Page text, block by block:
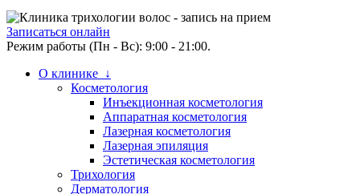
Записаться онлайн
Режим работы (Пн - Вс): 9:00 - 21:00.
О клинике ↓
Косметология
Инъекционная косметология
Аппаратная косметология
Лазерная косметология
Лазерная эпиляция
Эстетическая косметология
Трихология
Дерматология